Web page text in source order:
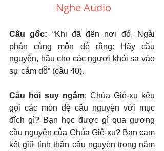
Nghe Audio
Câu gốc: “Khi đã đến nơi đó, Ngài
phán cùng môn đệ rằng: Hãy cầu
nguyện, hầu cho các ngươi khỏi sa vào
sự cám dỗ” (câu 40).
Câu hỏi suy ngẫm: Chúa Giê-xu kêu
gọi các môn đệ cầu nguyện với mục
đích gì? Bạn học được gì qua gương
cầu nguyện của Chúa Giê-xu? Bạn cam
kết giữ tinh thần cầu nguyện trong năm